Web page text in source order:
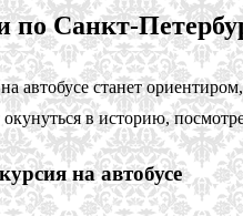
по Санкт-
автобусе станет
в историю,
на автобусе